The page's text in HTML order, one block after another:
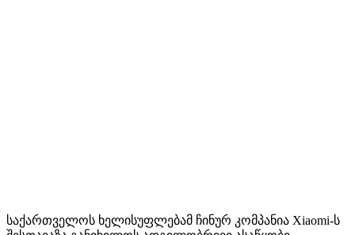
საქართველოს ხელისუფლებამ ჩინურ კომპანია Xiaomi-ს